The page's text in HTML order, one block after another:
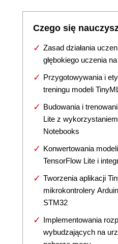
Czego się
Zasad działania
głębokiego uczenia
Przygotowywania i
treningu modeli
Budowania i
Lite z
Notebooks
Konwertowania
TensorFlow Lite i
Tworzenia aplikacji
mikrokontrolery
STM32
Implementowania
wybudzających na